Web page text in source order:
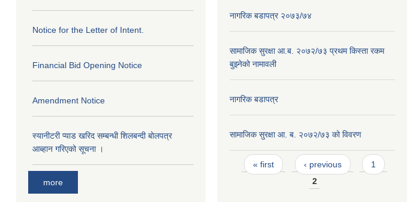
Notice for the Letter of Intent.
Financial Bid Opening Notice
Amendment Notice
स्यानीटरी प्याड खरिद सम्बन्धी शिलबन्दी बोलपत्र
आब्हान गरिएको सूचना ।
more
नागरिक बडापत्र २०७३/७४
सामाजिक सुरक्षा आ.ब. २०७२/७३ प्रथम किस्ता रकम
बुझ्नेको नामावली
नागरिक बडापत्र
सामाजिक सुरक्षा आ. ब. २०७२/७३ को विवरण
Pages
« first ‹ previous
1
2